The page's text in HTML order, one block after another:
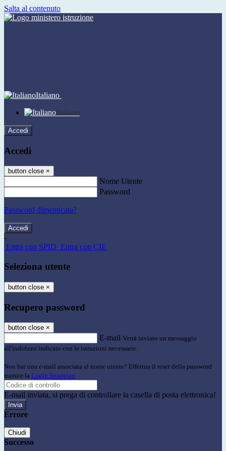
Salta al contenuto
Italiano
Italiano
Accedi
Accedi
button close ×
Nome Utente
Password
Password dimenticata?
-
Entra con SPID Entra con CIE
Seleziona utente
button close ×
Recupero password
button close ×
E-mail Verrà inviato un messaggio
all'indirizzo indicato con le istruzioni necessarie.
Non hai una e-mail associata al nome utente? Effettua il reset della password
tramite la Login Spaggiari
E-mail inviata, si prega di controllare la casella di posta elettronica!
Errore
Chiudi
Successo